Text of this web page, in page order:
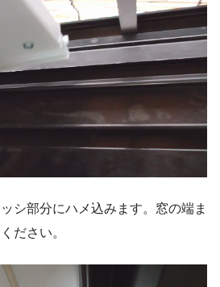
シ部分にハメ込みます。窓の端ま
ださい。